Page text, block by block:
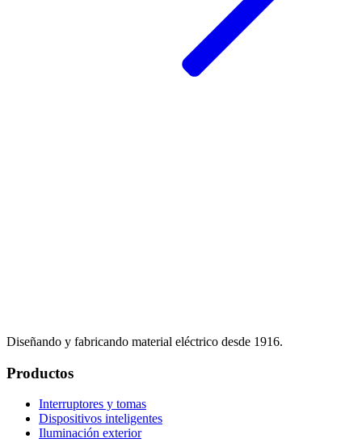
Diseñando y fabricando material eléctrico desde 1916.
Productos
Interruptores y tomas
Dispositivos inteligentes
Iluminación exterior